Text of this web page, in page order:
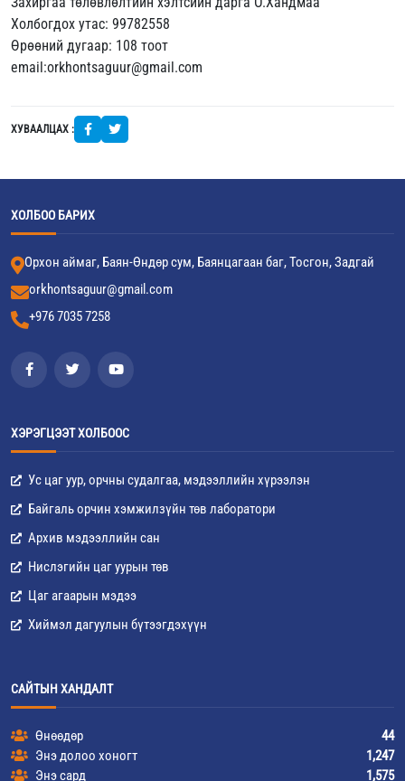
Холбогдох утас: 99782558
Өрөөний дугаар: 108 тоот
email:orkhontsaguur@gmail.com
ХУВААЛЦАХ :
ХОЛБОО БАРИХ
Орхон аймаг, Баян-Өндөр сум, Баянцагаан баг, Тосгон, Задгай
orkhontsaguur@gmail.com
+976 7035 7258
ХЭРЭГЦЭЭТ ХОЛБООС
Ус цаг уур, орчны судалгаа, мэдээллийн хүрээлэн
Байгаль орчин хэмжилзүйн төв лаборатори
Архив мэдээллийн сан
Нислэгийн цаг уурын төв
Цаг агаарын мэдээ
Хиймэл дагуулын бүтээгдэхүүн
САЙТЫН ХАНДАЛТ
Өнөөдөр
44
Энэ долоо хоногт
1,247
Энэ сард
1,575